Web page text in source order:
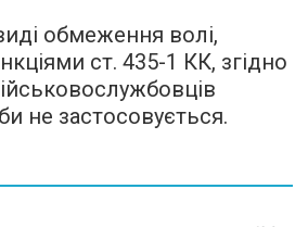
обмеження волі,
ст. 435-1 КК, згідно
не застосовується.